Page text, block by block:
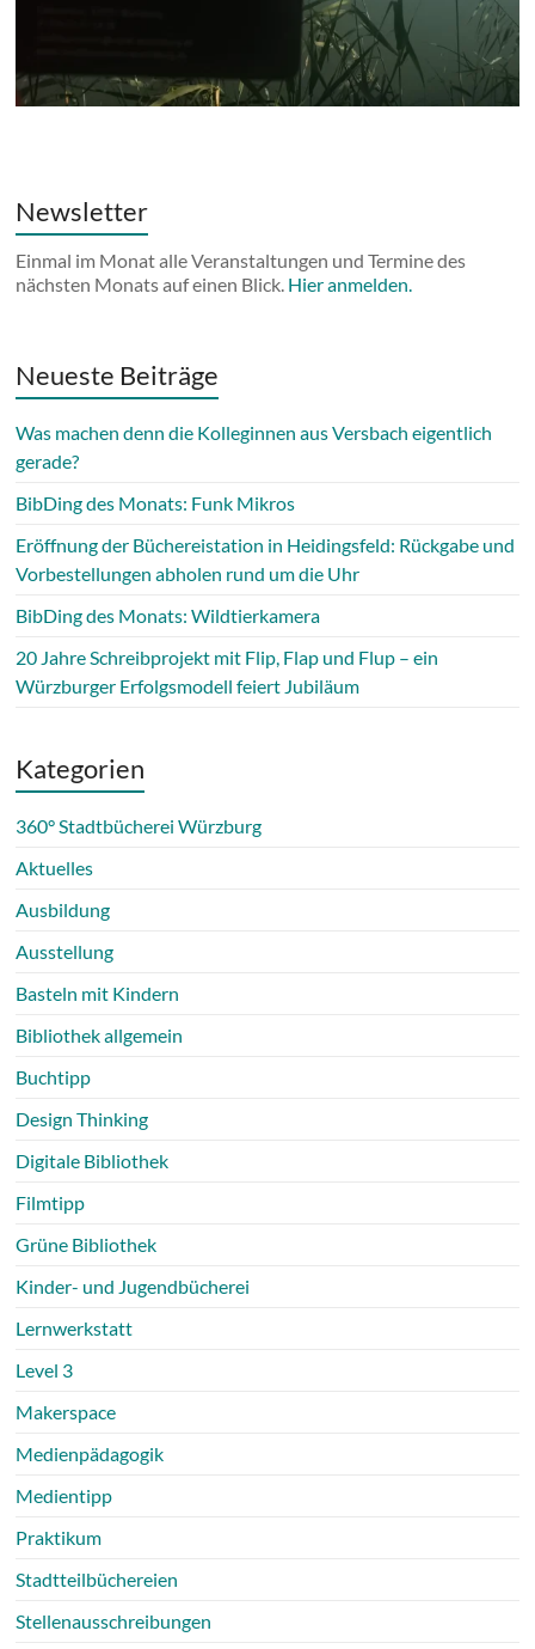
Newsletter
Einmal im Monat alle Veranstaltungen und Termine des
nächsten Monats auf einen Blick. Hier anmelden.
Neueste Beiträge
Was machen denn die Kolleginnen aus Versbach eigentlich
gerade?
BibDing des Monats: Funk Mikros
Eröffnung der Büchereistation in Heidingsfeld: Rückgabe und
Vorbestellungen abholen rund um die Uhr
BibDing des Monats: Wildtierkamera
20 Jahre Schreibprojekt mit Flip, Flap und Flup – ein
Würzburger Erfolgsmodell feiert Jubiläum
Kategorien
360° Stadtbücherei Würzburg
Aktuelles
Ausbildung
Ausstellung
Basteln mit Kindern
Bibliothek allgemein
Buchtipp
Design Thinking
Digitale Bibliothek
Filmtipp
Grüne Bibliothek
Kinder- und Jugendbücherei
Lernwerkstatt
Level 3
Makerspace
Medienpädagogik
Medientipp
Praktikum
Stadtteilbüchereien
Stellenausschreibungen